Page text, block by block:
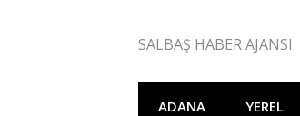
SALBAŞ HABER AJANSI
ADANA YEREL